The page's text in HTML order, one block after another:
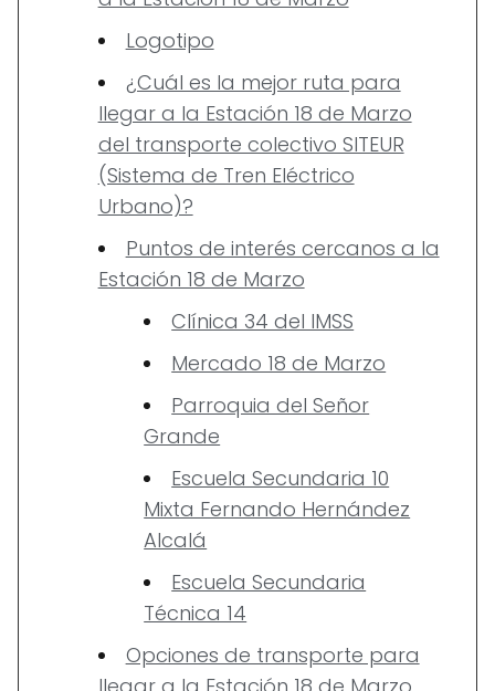
Logotipo
¿Cuál es la mejor ruta para
llegar a la Estación 18 de Marzo
del transporte colectivo SITEUR
(Sistema de Tren Eléctrico
Urbano)?
Puntos de interés cercanos a la
Estación 18 de Marzo
Clínica 34 del IMSS
Mercado 18 de Marzo
Parroquia del Señor
Grande
Escuela Secundaria 10
Mixta Fernando Hernández
Alcalá
Escuela Secundaria
Técnica 14
Opciones de transporte para